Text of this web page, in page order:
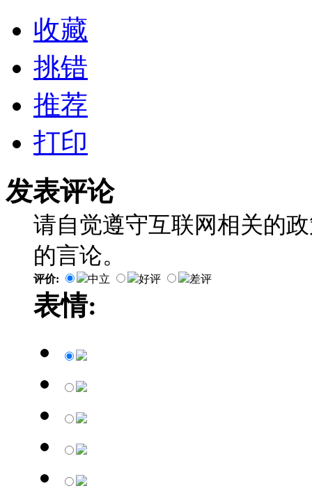
收藏
挑错
推荐
打印
发表评论
请自觉遵守互联网相关的
的言论。
评价: 中立 好评 差评
表情: